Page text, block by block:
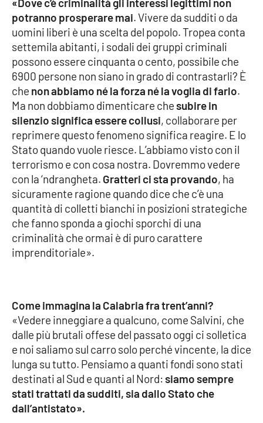
SPECIALI
Buona Sanità Calabria
LA
CALABRIAVISIONE
Destinazioni
Eventi
Food
Storie
LAC
NETWORK
Laconair.it
Lacitymag.it
Lacapitalenews.it
Ilreggino.it
potranno prosperare mai. Vivere da sudditi o da
uomini liberi è una scelta del popolo. Tropea conta
settemila abitanti, i sodali dei gruppi criminali
possono essere cinquanta o cento, possibile che
6900 persone non siano in grado di contrastarli? È
che non abbiamo né la forza né la voglia di farlo.
Ma non dobbiamo dimenticare chesubire in
silenzio significa essere collusi, collaborare per
reprimere questo fenomeno significa reagire. E lo
Stato quando vuole riesce. L’abbiamo visto con il
terrorismo e con cosa nostra. Dovremmo vedere
con la ‘ndrangheta. Gratteri ci sta provando, ha
sicuramente ragione quando dice che c’è una
quantità di colletti bianchi in posizioni strategiche
che fanno sponda a giochi sporchi di una
criminalità che ormai è di puro carattere
imprenditoriale».
Come immagina la Calabria fra trent’anni?
«Vedere inneggiare a qualcuno, come Salvini, che
dalle più brutali offese del passato oggi ci solletica
e noi saliamo sul carro solo perché vincente, la dice
lunga su tutto. Pensiamo a quanti fondi sono stati
destinati al Sud e quanti al Nord:siamo sempre
stati trattati da sudditi, sia dallo Stato che
dall’antistato».